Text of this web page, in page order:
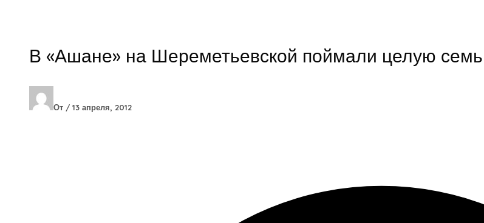
В «Ашане» на Шереметьевской поймали целую
От / 13 апреля, 2012